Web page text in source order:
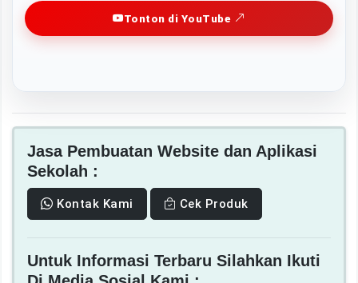
Tonton di YouTube
Jasa Pembuatan Website dan Aplikasi
Sekolah :
Kontak Kami Cek Produk
Untuk Informasi Terbaru Silahkan Ikuti